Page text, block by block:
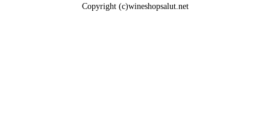
Copyright (c)wineshopsalut.net